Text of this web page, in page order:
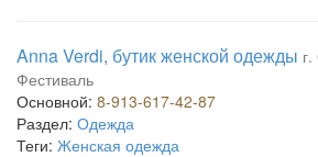
Anna Verdi, бутик женской одежды
Фестиваль
Основной: 8-913-617-42-87
Раздел: Одежда
Теги: Женская одежда